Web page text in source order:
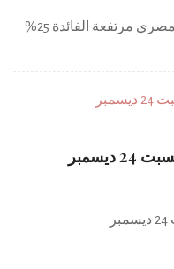
مرتفعة الفائدة 25%